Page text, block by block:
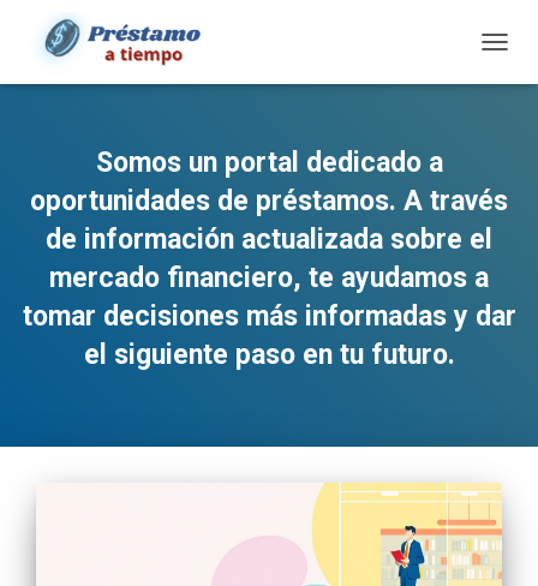
Somos un portal dedicado a
oportunidades de préstamos. A través
de información actualizada sobre el
mercado financiero, te ayudamos a
tomar decisiones más informadas y dar
el siguiente paso en tu futuro.